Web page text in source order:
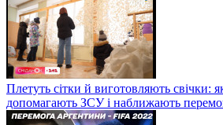
Плетуть сітки й виготовляють свічки:
допомагають ЗСУ і наближають